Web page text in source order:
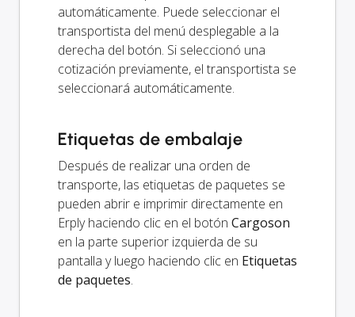
automáticamente. Puede seleccionar el
transportista del menú desplegable a la
derecha del botón. Si seleccionó una
cotización previamente, el transportista se
seleccionará automáticamente.
Etiquetas de embalaje
Después de realizar una orden de
transporte, las etiquetas de paquetes se
pueden abrir e imprimir directamente en
Erply haciendo clic en el botón Cargoson
en la parte superior izquierda de su
pantalla y luego haciendo clic en Etiquetas
de paquetes.